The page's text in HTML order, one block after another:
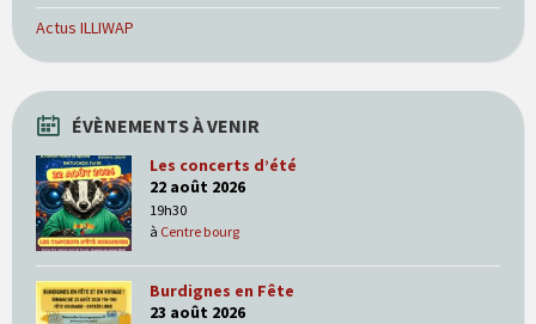
Actus ILLIWAP
ÉVÈNEMENTS À VENIR
Les concerts d’été
22 août 2026
19h30
à Centre bourg
Burdignes en Fête
23 août 2026